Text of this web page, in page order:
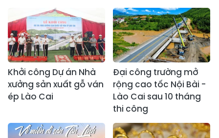
Khởi công Dự án Nhà
xưởng sản xuất gỗ ván
ép Lào Cai
Đại công trường mở
rộng cao tốc Nội Bài -
Lào Cai sau 10 tháng
thi công